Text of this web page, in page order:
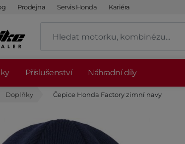
Prodejna Servis Honda Kariéra
Příslušenství Náhradní díly
Doplňky Čepice Honda Factory zimní navy